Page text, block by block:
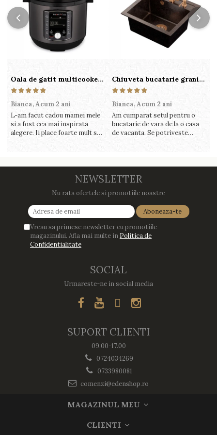
Oala de gatit multicooker 11 functii Instant Pot Pro Crisp 8 + Air Fryer 7.6 lt
Bianca,Acum 2 ani
L-am facut cadou mamei mele
si a fost cea mai inspirata
alegere. Ii place foarte mult sa
gandesc serios sa imi cumpar
si eu! Recomand mult !
Chiuveta bucatarie granit cu finisaj negru perlat/cupru Steingran Art Copper cu dozator si baterie Quadron
Bianca,Acum 2 ani
Am cumparat setul pentru o
bucatarie de vara de la o casa
de vacanta. Se potriveste
cu drag !
NEWSLETTER
Nu rata ofertele si promotiile noastre
Vreau sa primesc newsletter cu promotiile
magazinului. Afla mai multe in Politica de
Confidentialitate
SOCIAL
Urmareste-ne in social media
SUPORT CLIENTI
09.00-17.00
0724034269
0733980081
comenzi@edenshop.ro
MAGAZINUL MEU
CLIENTI